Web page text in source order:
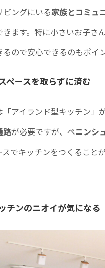
ングにいる家族とコミュ
きます。特に小さいお子さ
ので安心できるのもポイ
ペースを取らずに済む
アイランド型キッチン」
路が必要ですが、ペニンシ
でキッチンをつくることが
チンのニオイが気になる